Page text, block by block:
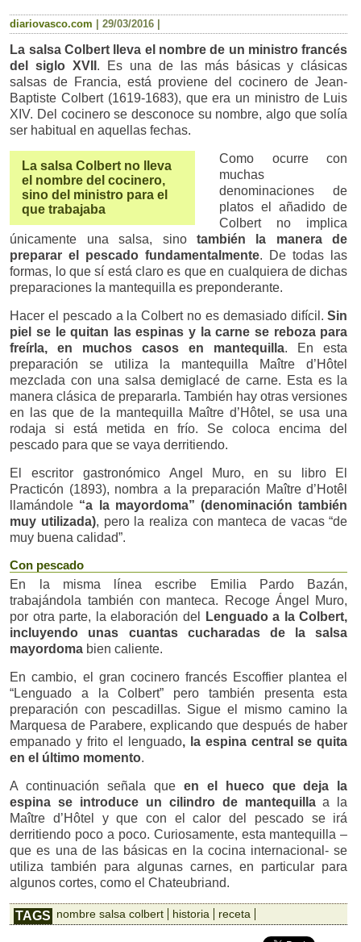
diariovasco.com |29/03/2016
La salsa Colbert lleva el nombre de un ministro francés
del siglo XVII . Es una de las más básicas y clásicas
salsas de Francia, está proviene del cocinero de Jean-
Baptiste Colbert (1619-1683), que era un ministro de Luis
XIV. Del cocinero se desconoce su nombre, algo que solía
ser habitual en aquellas fechas.
La salsa Colbert no lleva
el nombre del cocinero,
sino del ministro para el
que trabajaba
Como ocurre con
muchas
denominaciones de
platos el añadido de
Colbert no implica
únicamente una salsa, sino también la manera de
preparar el pescado fundamentalmente. De todas las
formas, lo que sí está claro es que en cualquiera de dichas
preparaciones la mantequilla es preponderante.
Hacer el pescado a la Colbert no es demasiado difícil.Sin
piel se le quitan las espinas y la carne se reboza para
freírla, en muchos casos en mantequilla. En esta
preparación se utiliza la mantequilla Maître d’Hôtel
mezclada con una salsa demiglacé de carne. Esta es la
manera clásica de prepararla. También hay otras versiones
en las que de la mantequilla Maître d’Hôtel, se usa una
rodaja si está metida en frío. Se coloca encima del
pescado para que se vaya derritiendo.
El escritor gastronómico Angel Muro, en su libro El
Practicón (1893), nombra a la preparación Maître d’Hotêl
llamándole “a la mayordoma” (denominación también
muy utilizada), pero la realiza con manteca de vacas “de
muy buena calidad”.
Con pescado
En la misma línea escribe Emilia Pardo Bazán,
trabajándola también con manteca. Recoge Ángel Muro,
por otra parte, la elaboración del
Lenguado a la Colbert,
incluyendo unas cuantas cucharadas de la salsa
mayordoma bien caliente.
En cambio, el gran cocinero francés Escoffier plantea el
“Lenguado a la Colbert” pero también presenta esta
preparación con pescadillas. Sigue el mismo camino la
Marquesa de Parabere, explicando que después de haber
empanado y frito el lenguado, la espina central se quita
en el último momento.
A continuación señala que en el hueco que deja la
espina se introduce un cilindro de mantequillaa la
Maître d’Hôtel y que con el calor del pescado se irá
derritiendo poco a poco. Curiosamente, esta mantequilla –
que es una de las básicas en la cocina internacional- se
utiliza también para algunas carnes, en particular para
algunos cortes, como el Chateubriand.
TAGS nombre salsa colbert historia receta